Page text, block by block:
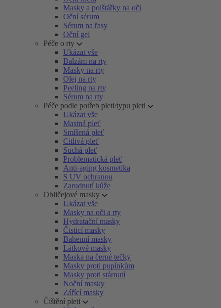
Masky a polštářky na oči
Oční sérum
Sérum na řasy
Oční gel
Péče o rty
Ukázat vše
Balzám na rty
Masky na rty
Olej na rty
Peeling na rty
Sérum na rty
Péče podle potřeb pleti/typu pleti
Ukázat vše
Mastná pleť
Smíšená pleť
Citlivá pleť
Suchá pleť
Problematická pleť
Anti-aging kosmetika
S UV ochranou
Zarudnutí kůže
Obličejové masky
Ukázat vše
Masky na oči a rty
Hydratační masky
Čisticí masky
Bahenní masky
Látkové masky
Maska na černé tečky
Masky proti pupínkům
Masky proti stárnutí
Noční masky
Zářící masky
Čištění pleti